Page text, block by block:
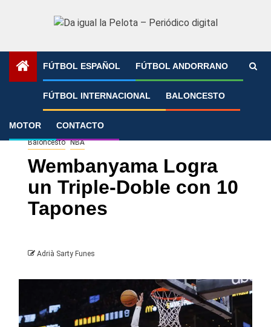
FÚTBOL ESPAÑOL FÚTBOL ANDORRANO
FÚTBOL INTERNACIONAL BALONCESTO
MOTOR CONTACTO
»
Baloncesto NBA
Wembanyama Logra
un Triple-Doble con 10
Tapones
Adrià Sarty Funes